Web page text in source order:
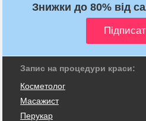
Знижки до 80% від
Запис на процедури краси:
Косметолог
Масажист
Перукар